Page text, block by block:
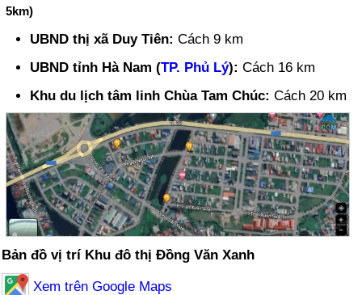
5km)
UBND thị xã Duy Tiên: Cách 9 km
UBND tỉnh Hà Nam (TP. Phủ Lý): Cách 16 km
Khu du lịch tâm linh Chùa Tam Chúc: Cách 20 km
Bản đồ vị trí Khu đô thị Đồng Văn Xanh
Xem trên Google Maps